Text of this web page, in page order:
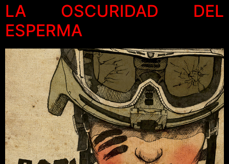
LA OSCURIDAD DEL
ESPERMA